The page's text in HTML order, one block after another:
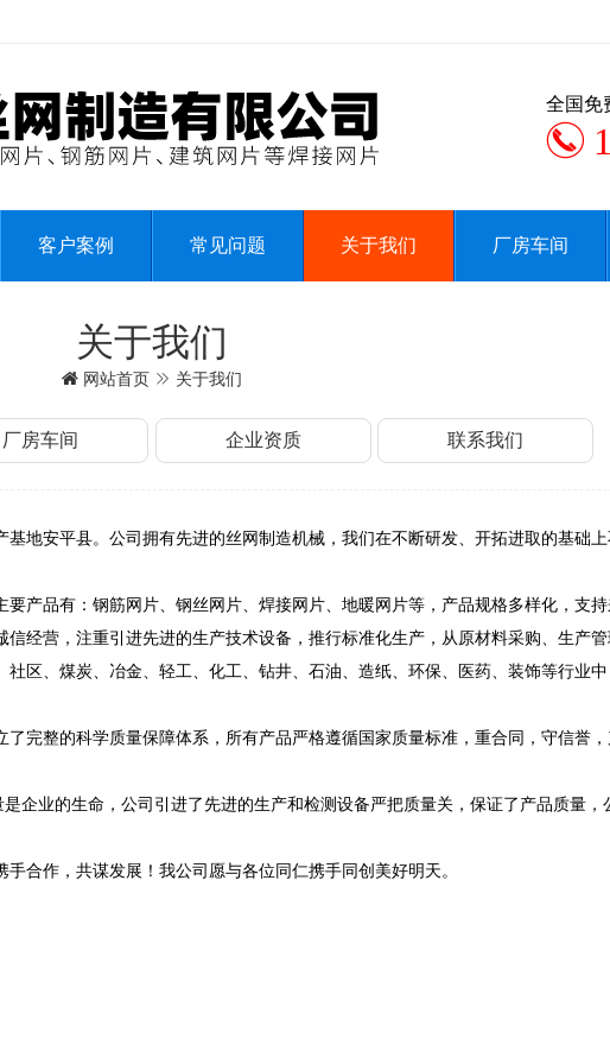
全国免
客户案例 常见问题 关于我们 厂房车间
关于我们
网站首页 关于我们
厂房车间 企业资质 联系我们
地安平县。公司拥有先进的丝网制造机械，我们在不断研发、开拓进取的基础
产品有：钢筋网片、钢丝网片、焊接网片、地暖网片等，产品规格多样化，支持
经营，注重引进先进的生产技术设备，推行标准化生产，从原材料采购、生产
区、煤炭、冶金、轻工、化工、钻井、石油、造纸、环保、医药、装饰等行业
完整的科学质量保障体系，所有产品严格遵循国家质量标准，重合同，守信誉
企业的生命，公司引进了先进的生产和检测设备严把质量关，保证了产品质量，
合作，共谋发展！我公司愿与各位同仁携手同创美好明天。